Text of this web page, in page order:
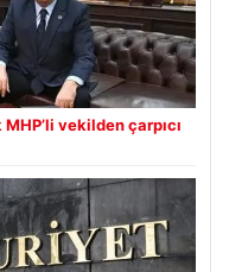
vekilden çarpıcı